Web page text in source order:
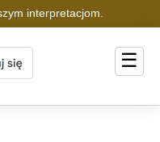
interpretacjom.
☰